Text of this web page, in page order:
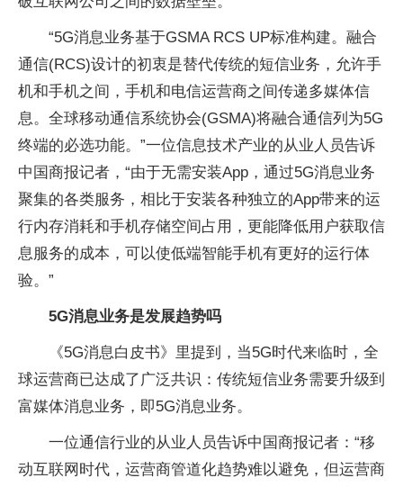
“5G消息业务基于GSMA RCS UP标准构建。融合
通信(RCS)设计的初衷是替代传统的短信业务，允许手
机和手机之间，手机和电信运营商之间传递多媒体信
息。全球移动通信系统协会(GSMA)将融合通信列为5G
终端的必选功能。”一位信息技术产业的从业人员告诉
中国商报记者，“由于无需安装App，通过5G消息业务
聚集的各类服务，相比于安装各种独立的App带来的运
行内存消耗和手机存储空间占用，更能降低用户获取信
息服务的成本，可以使低端智能手机有更好的运行体
验。”
5G消息业务是发展趋势吗
《5G消息白皮书》里提到，当5G时代来临时，全
球运营商已达成了广泛共识：传统短信业务需要升级到
富媒体消息业务，即5G消息业务。
一位通信行业的从业人员告诉中国商报记者：“移
动互联网时代，运营商管道化趋势难以避免，但运营商